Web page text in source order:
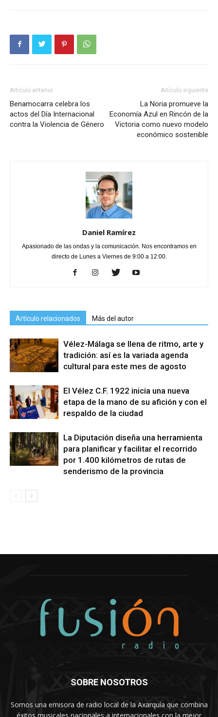
Artículo anterior
Benamocarra celebra los
actos del Día Internacional
contra la Violencia de Género
Artículo siguiente
La Noria promueve la
Economía Azul en Rincón de la
Victoria como nuevo modelo
económico sostenible
Daniel Ramírez
Apasionado de las ondas y la comunicación. Nos encontramos en
directo de Lunes a Viernes de 9:00 a 12:00.
Artículo relacionados Más del autor
Vélez-Málaga se llena de ritmo, arte y
tradición: así es la variada agenda
cultural para este mes de agosto
El Vélez C.F. 1922 inicia una nueva
etapa de la mano de su afición y con el
respaldo de la ciudad
La Diputación diseña una herramienta
para planificar y facilitar el recorrido
por 1.400 kilómetros de rutas de
senderismo de la provincia
SOBRE NOSOTROS
Somos una emisora de radio local de la Axarquía que combina